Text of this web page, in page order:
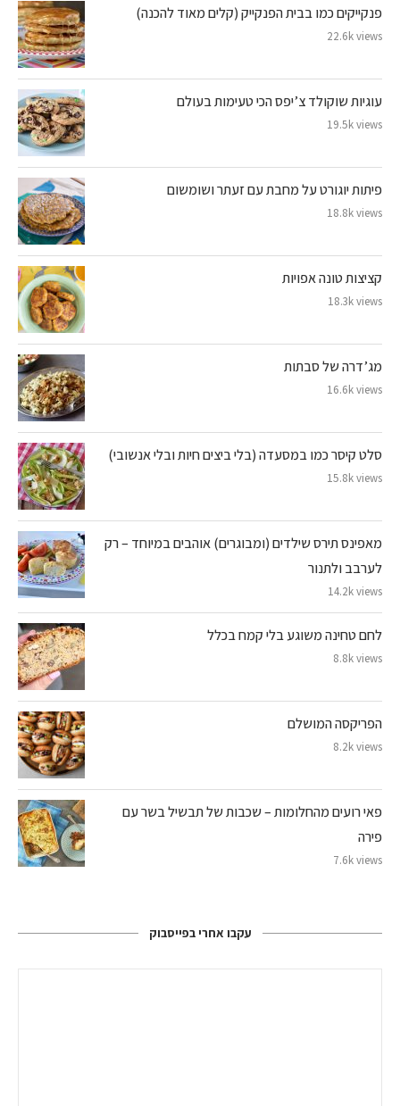
פנקייקים כמו בבית הפנקייק (קלים מאוד להכנה)
22.6k views
עוגיות שוקולד צ’יפס הכי טעימות בעולם
19.5k views
פיתות יוגורט על מחבת עם זעתר ושומשום
18.8k views
קציצות טונה אפויות
18.3k views
מג’דרה של סבתות
16.6k views
סלט קיסר כמו במסעדה (בלי ביצים חיות ובלי אנשובי)
15.8k views
מאפינס תירס שילדים (ומבוגרים) אוהבים במיוחד – רק
לערבב ולתנור
14.2k views
לחם טחינה משוגע בלי קמח בכלל
8.8k views
הפריקסה המושלם
8.2k views
פאי רועים מהחלומות – שכבות של תבשיל בשר עם
פירה
7.6k views
עקבו אחרי בפייסבוק